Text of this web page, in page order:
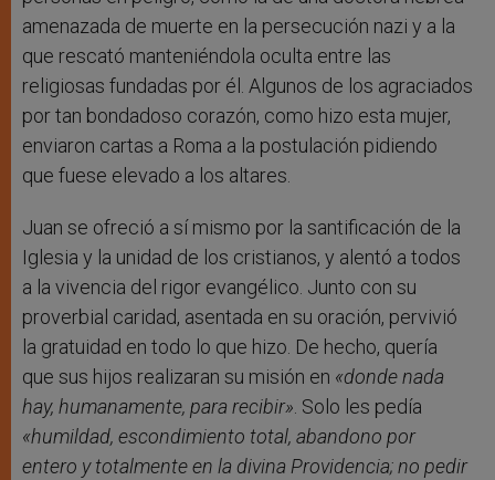
amenazada de muerte en la persecución nazi y a la
que rescató manteniéndola oculta entre las
religiosas fundadas por él. Algunos de los agraciados
por tan bondadoso corazón, como hizo esta mujer,
enviaron cartas a Roma a la postulación pidiendo
que fuese elevado a los altares.
Juan se ofreció a sí mismo por la santificación de la
Iglesia y la unidad de los cristianos, y alentó a todos
a la vivencia del rigor evangélico. Junto con su
proverbial caridad, asentada en su oración, pervivió
la gratuidad en todo lo que hizo. De hecho, quería
que sus hijos realizaran su misión en «donde nada
hay, humanamente, para recibir». Solo les pedía
«humildad, escondimiento total, abandono por
entero y totalmente en la divina Providencia; no pedir